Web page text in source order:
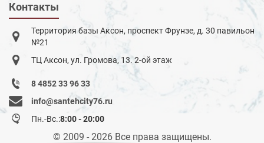
Контакты
Территория базы Аксон, проспект Фрунзе, д. 30 павильон
№21
ТЦ Аксон, ул. Громова, 13. 2-ой этаж
8 4852 33 96 33
info@santehcity76.ru
Пн.-Вс.:8:00 - 20:00
© 2009 - 2026 Все права защищены.